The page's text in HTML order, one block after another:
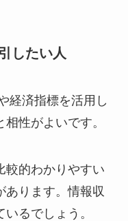
したい人
経済指標を活用し
性がよいです。
較的わかりやすい
あります。情報収
るでしょう。